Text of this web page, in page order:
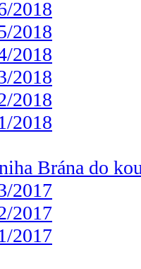
2018
2018
2018
2018
2018
2018
Brána do
2017
2017
2017